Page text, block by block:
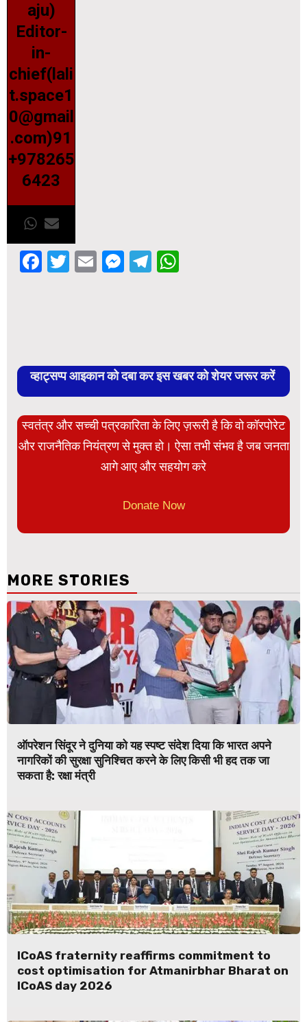
aju)
Editor-
in-
chief(lali
t.space1
0@gmail
.com)91
+978265
6423
Facebook
Twitter
EmailMessenger
Telegram
व्हाट्सप्प आइकान को दबा कर इस खबर को शेयर जरूर करें
स्वतंत्र और सच्ची पत्रकारिता के लिए ज़रूरी है कि वो कॉरपोरेट
और राजनैतिक नियंत्रण से मुक्त हो। ऐसा तभी संभव है जब जनता
आगे आए और सहयोग करे
Donate Now
MORE STORIES
ऑपरेशन सिंदूर ने दुनिया को यह स्पष्ट संदेश दिया कि भारत अपने
नागरिकों की सुरक्षा सुनिश्चित करने के लिए किसी भी हद तक जा
सकता है: रक्षा मंत्री
ICoAS fraternity reaffirms commitment to
cost optimisation for Atmanirbhar Bharat on
ICoAS day 2026